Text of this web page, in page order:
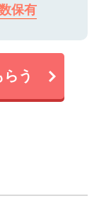
保有
う